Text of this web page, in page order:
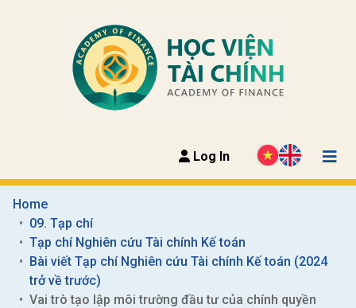
Log In
Home
09. Tạp chí
Tạp chí Nghiên cứu Tài chính Kế toán
Bài viết Tạp chí Nghiên cứu Tài chính Kế toán (2024
trở về trước)
Vai trò tạo lập môi trường đầu tư của chính quyền